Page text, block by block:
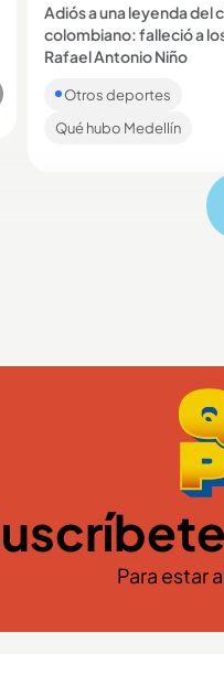
Adiós a una leyenda del
colombiano: falleció a
Rafael Antonio Niño
Vueltas a Colombia y
RCN....
Otros deportes
Qué hubo Medellín
Para estar